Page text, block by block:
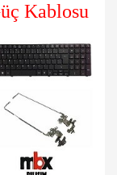
Kablosu